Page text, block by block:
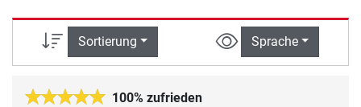
Sortierung Sprache
100% zufrieden